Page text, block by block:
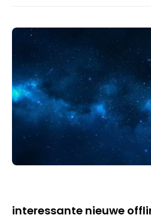
interessante nieuwe